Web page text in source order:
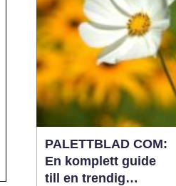
namn har dessa växter
blivit ett populärt val för
t...
PALETTBLAD COM:
En komplett guide
till en trendig